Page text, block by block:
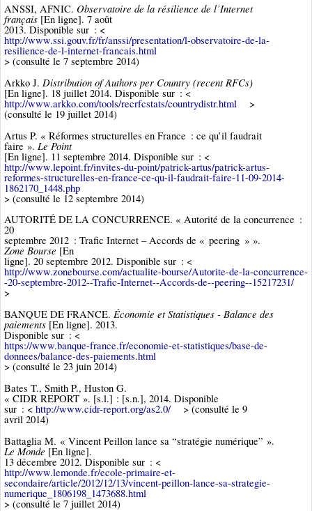
ANSSI, AFNIC. Observatoire de la résilience de l’Internet
français [En ligne]. 7 août
2013. Disponible sur : <
http://www.ssi.gouv.fr/fr/anssi/presentation/l-observatoire-de-la-
resilience-de-l-internet-francais.html
> (consulté le 7 septembre 2014)
Arkko J. Distribution of Authors per Country (recent RFCs)
[En ligne]. 18 juillet 2014. Disponible sur : <
http://www.arkko.com/tools/recrfcstats/countrydistr.html >
(consulté le 19 juillet 2014)
Artus P. « Réformes structurelles en France : ce qu’il faudrait
faire ». Le Point
[En ligne]. 11 septembre 2014. Disponible sur : <
http://www.lepoint.fr/invites-du-point/patrick-artus/patrick-artus-
reformes-structurelles-en-france-ce-qu-il-faudrait-faire-11-09-2014-
1862170_1448.php
> (consulté le 12 septembre 2014)
AUTORITÉ DE LA CONCURRENCE. « Autorité de la concurrence :
20
septembre 2012 : Trafic Internet – Accords de « peering » ».
Zone Bourse [En
ligne]. 20 septembre 2012. Disponible sur : <
http://www.zonebourse.com/actualite-bourse/Autorite-de-la-concurrence-
-20-septembre-2012--Trafic-Internet--Accords-de--peering--15217231/
>
BANQUE DE FRANCE. Économie et Statistiques - Balance des
paiements [En ligne]. 2013.
Disponible sur : <
https://www.banque-france.fr/economie-et-statistiques/base-de-
donnees/balance-des-paiements.html
> (consulté le 23 juin 2014)
Bates T., Smith P., Huston G.
« CIDR REPORT ». [s.l.] : [s.n.], 2014. Disponible
sur : < http://www.cidr-report.org/as2.0/ > (consulté le 9
avril 2014)
Battaglia M. « Vincent Peillon lance sa “stratégie numérique” ».
Le Monde [En ligne].
13 décembre 2012. Disponible sur : <
http://www.lemonde.fr/ecole-primaire-et-
secondaire/article/2012/12/13/vincent-peillon-lance-sa-strategie-
numerique_1806198_1473688.html
> (consulté le 7 juillet 2014)